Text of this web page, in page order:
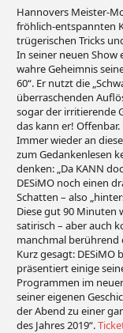
Hannovers Meister-
fröhlich-entspannten
trügerischen Tricks
In seiner neuen Show
wahre Geheimnis
60“. Er nutzt die
überraschenden
sogar der irritierende
das kann er! Offenbar.
Immer wieder an
zum Gedankenlesen
denken: „Da KANN
DESiMO noch einen
Schatten – also
Diese gut 90 Minuten
satirisch – aber auch
manchmal berührend
Kurz gesagt:
präsentiert einige
Programmen im
seiner eigenen
der Abend zu einer
des Jahres 2019“.